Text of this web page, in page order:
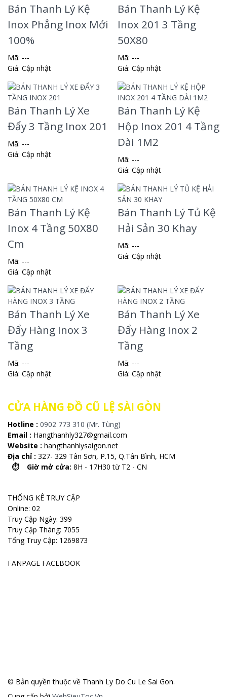
Bán Thanh Lý Kệ
Inox Phẳng Inox Mới
100%
Mã: ---
Giá: Cập nhật
Bán Thanh Lý Kệ
Inox 201 3 Tầng
50X80
Mã: ---
Giá: Cập nhật
Bán Thanh Lý Xe
Đẩy 3 Tầng Inox 201
Mã: ---
Giá: Cập nhật
Bán Thanh Lý Kệ
Hộp Inox 201 4 Tầng
Dài 1M2
Mã: ---
Giá: Cập nhật
Bán Thanh Lý Kệ
Inox 4 Tầng 50X80
Cm
Mã: ---
Giá: Cập nhật
Bán Thanh Lý Tủ Kệ
Hải Sản 30 Khay
Mã: ---
Giá: Cập nhật
Bán Thanh Lý Xe
Đẩy Hàng Inox 3
Tầng
Mã: ---
Giá: Cập nhật
Bán Thanh Lý Xe
Đẩy Hàng Inox 2
Tầng
Mã: ---
Giá: Cập nhật
CỬA HÀNG ĐỒ CŨ LỆ SÀI GÒN
Hotline : 0902 773 310 (Mr. Tùng)
Email : Hangthanhly327@gmail.com
Website : hangthanhlysaigon.net
Địa chỉ : 327- 329 Tân Sơn, P.15, Q.Tân Bình, HCM
⏱️ Giờ mở cửa: 8H - 17H30 từ T2 - CN
THỐNG KÊ TRUY CẬP
Online: 02
Truy Cập Ngày: 399
Truy Cập Tháng: 7055
Tổng Truy Cập: 1 269873
FANPAGE FACEBOOK
© Bản quyền thuộc về Thanh Ly Do Cu Le Sai Gon.